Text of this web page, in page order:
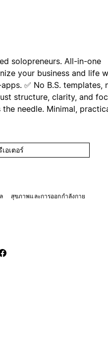
solopreneurs. All-in-one
your business and life
✅ No B.S. templates,
structure, clarity, and
needle. Minimal,
อเตอร์
สุขภาพและการออกกำลังกาย